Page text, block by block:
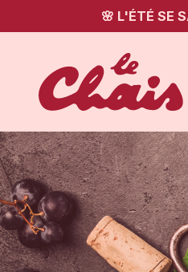
🌸 L'ÉTÉ SE